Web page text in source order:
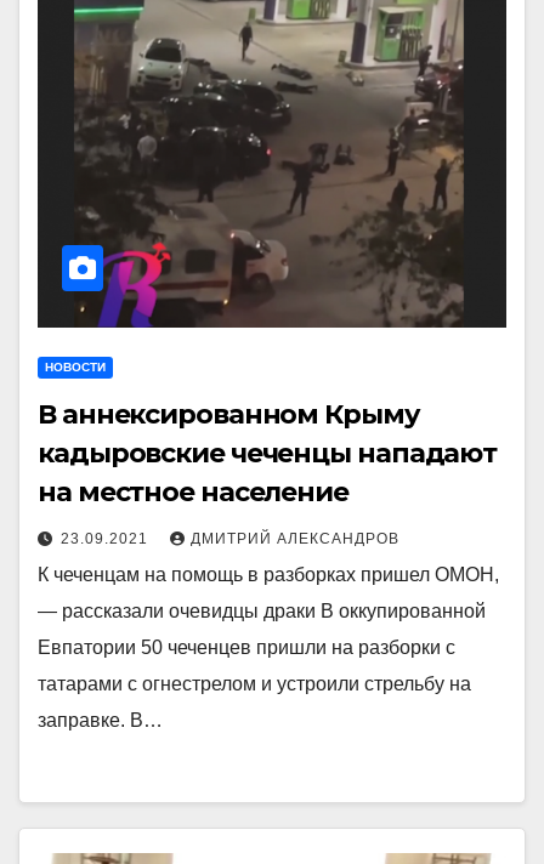
НОВОСТИ
В аннексированном Крыму
кадыровские чеченцы нападают
на местное население
23.09.2021 ДМИТРИЙ АЛЕКСАНДРОВ
К чеченцам на помощь в разборках пришел ОМОН,
— рассказали очевидцы драки В оккупированной
Евпатории 50 чеченцев пришли на разборки с
татарами с огнестрелом и устроили стрельбу на
заправке. В…